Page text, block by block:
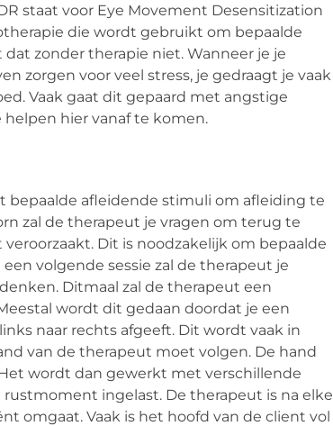
staat voor Eye Movement Desensitization
die wordt gebruikt om bepaalde
zonder therapie niet. Wanneer je je
zorgen voor veel stress, je gedraagt je vaak
Vaak gaat dit gepaard met angstige
helpen hier vanaf te komen.
bepaalde afleidende stimuli om afleiding te
zal de therapeut je vragen om terug te
Dit is noodzakelijk om bepaalde
volgende sessie zal de therapeut je
Ditmaal zal de therapeut een
wordt dit gedaan doordat je een
naar rechts afgeeft. Dit wordt vaak in
van de therapeut moet volgen. De hand
wordt dan gewerkt met verschillende
rustmoment ingelast. De therapeut is na elke
omgaat. Vaak is het hoofd van de client vol